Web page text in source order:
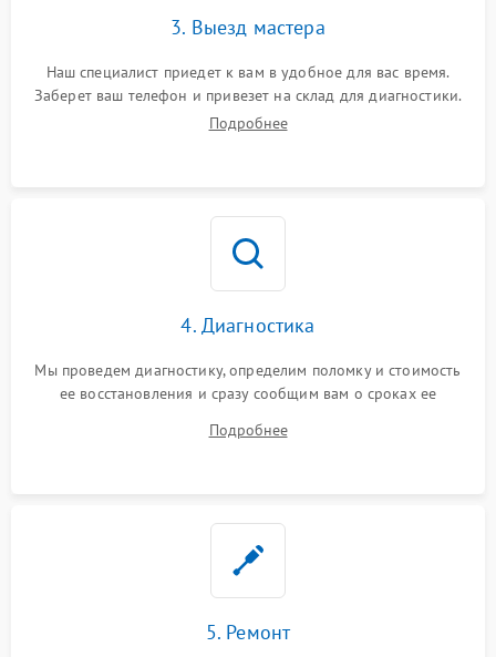
3. Выезд мастера
Наш специалист приедет к вам в удобное для вас время.
Заберет ваш телефон и привезет на склад для диагностики.
Подробнее
4. Диагностика
Мы проведем диагностику, определим поломку и стоимость
ее восстановления и сразу сообщим вам о сроках ее
Подробнее
5. Ремонт